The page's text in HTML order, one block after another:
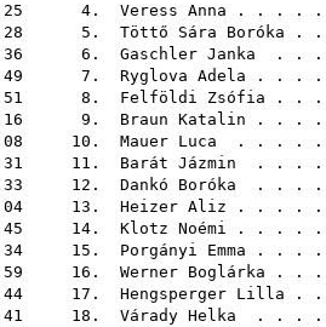
4. Veress Anna . . . .
5. Töttő Sára Boróka .
6. Gaschler Janka . .
7. Ryglova Adela . . .
8. Felföldi Zsófia . .
9. Braun Katalin . . .
10. Mauer Luca . . . .
11. Barát Jázmin . . .
12. Dankó Boróka . . .
13. Heizer Aliz . . . .
14. Klotz Noémi . . . .
15. Porgányi Emma . . .
16. Werner Boglárka . .
17. Hengsperger Lilla .
18. Várady Helka . . .